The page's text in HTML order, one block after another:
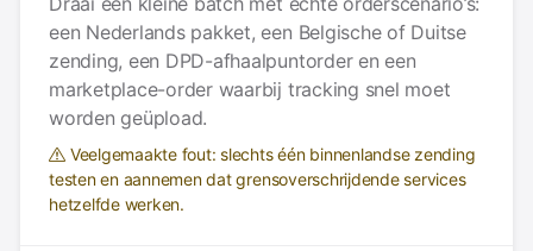
een Nederlands pakket, een Belgische of Duitse
zending, een DPD-afhaalpuntorder en een
marketplace-order waarbij tracking snel moet
worden geüpload.
Veelgemaakte fout: slechts één binnenlandse zending
testen en aannemen dat grensoverschrijdende services
hetzelfde werken.